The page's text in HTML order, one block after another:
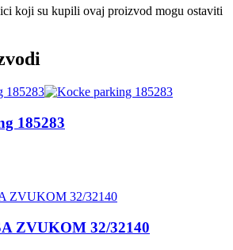
koji su kupili ovaj proizvod mogu ostaviti
185283
ZVUKOM 32/32140